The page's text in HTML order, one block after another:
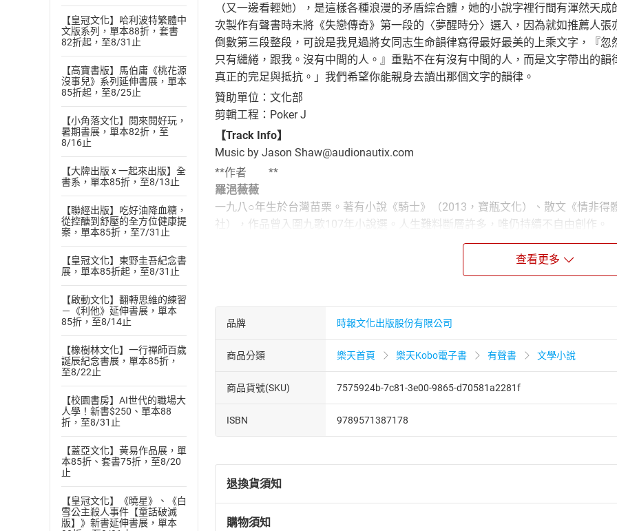
【皇冠文化】哈利波特繁體中
文版系列，單本88折，套書
82折起，至8/31止
【高寶書版】馬伯庸《桃花源
沒事兒》系列延伸書展，單本
85折起，至8/25止
【小角落文化】閱來閱好玩，
暑期書展，單本82折，至
8/16止
【大牌出版 x 一起來出版】全
書系，單本85折，至8/13止
【聯經出版】吃好油降血糖，
從控醣到舒壓的全方位健康提
案，單本85折，至7/31止
【皇冠文化】東野圭吾紀念書
展，單本85折起，至8/31止
【啟動文化】翻轉思維的練習
－《利他》延伸書展，單本
85折，至8/14止
【橡樹林文化】一行禪師百歲
誕辰紀念書展，單本85折，
至8/22止
【校園書房】AI世代的職場大
人學！新書$250、單本88
折，至8/31止
【蓋亞文化】黃易作品展，單
本85折、套書75折，至8/20
止
【皇冠文化】《曉星》、《白
雪公主殺人事件【童話破滅
版】》新書延伸書展，單本
（又一邊看輕她），是這樣各種浪漫的矛盾綜合體，她的小說字裡行間有渾然天
次製作有聲書時未將《失戀傳奇》第一段的〈夢醒時分〉選入，因為就如推薦人
倒數第三段整段，可說是我見過將女同志生命韻律寫得最好最美的上乘文字，『
只有繾綣，跟我。沒有中間的人。』重點不在有沒有中間的人，而是文字帶出的
真正的完足與抵抗。」我們希望你能親身去讀出那個文字的韻律。
贊助單位：文化部
剪輯工程：Poker J
【Track Info】
Music by Jason Shaw@audionautix.com
**作者 **
羅浥薇薇
一九八○年生於台灣苗栗。著有小說《騎士》（2013，寶瓶文化）、散文《情非
社），作品曾入圍九歌107年小說選。人生難料斷層許多，唯仍持續不自由創作。
查看更多
品牌 時報文化出版股份有限公司
商品分類 樂天首頁 樂天Kobo電子書 有聲書 文學小說
商品貨號(SKU) 7575924b-7c81-3e00-9865-d70581a2281f
ISBN 9789571387178
退換貨須知
退換貨規定：
購物須知